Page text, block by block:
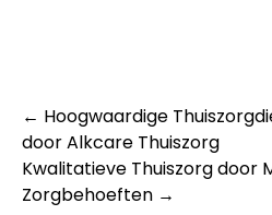
Post
navigation
← Hoogwaardige
door Alkcare Thuiszorg
Kwalitatieve Thuiszorg door
Zorgbehoeften →